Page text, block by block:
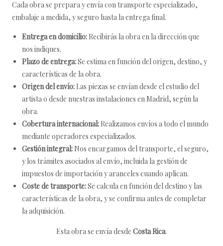
Cada obra se prepara y envía con transporte especializado,
embalaje a medida, y seguro hasta la entrega final.
Entrega en domicilio: Recibirás la obra en la dirección que
nos indiques.
Plazo de entrega:Se estima en función del origen, destino, y
características de la obra.
Origen del envío: Las piezas se envían desde el estudio del
artista o desde nuestras instalaciones en Madrid, según la
obra.
Cobertura internacional: Realizamos envíos a todo el mundo
mediante operadores especializados.
Gestión integral: Nos encargamos del transporte, el seguro,
y los trámites asociados al envío, incluida la gestión de
impuestos de importación y aranceles cuando aplican.
Coste de transporte:Se calcula en función del destino y las
características de la obra, y se confirma antes de completar
la adquisición.
Esta obra se envía desde Costa Rica.